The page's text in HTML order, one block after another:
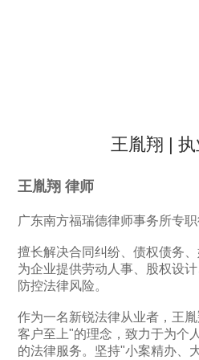
王胤翔 |
王胤翔 律师
广东南方福瑞德律师事务所专职
擅长解决合同纠纷、债权债务
为企业提供劳动人事、股权设
防控法律风险。
作为一名新锐法律从业者，王
客户至上"的理念，致力于为个
的法律服务。坚持"小案精办、